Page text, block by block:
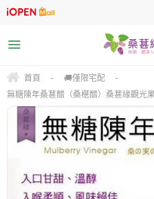
首頁 - 🚚僅限宅配
-
無糖陳年桑葚醋（桑椹醋）桑葚緣觀光